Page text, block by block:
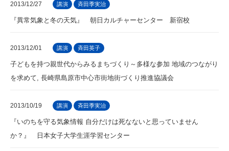
2013/12/27 講演 斉田季実治
『異常気象と冬の天気』 朝日カルチャーセンター 新宿校
2013/12/01 講演 斉田英子
子どもを持つ親世代からみるまちづくり～多様な参加 地域のつながり
を求めて, 長崎県島原市中心市街地街づくり推進協議会
2013/10/19 講演 斉田季実治
『いのちを守る気象情報 自分だけは死なないと思っていません
か？』 日本女子大学生涯学習センター